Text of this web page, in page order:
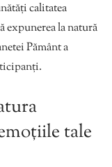
calitatea
expunerea la natură
Pământ a
tale